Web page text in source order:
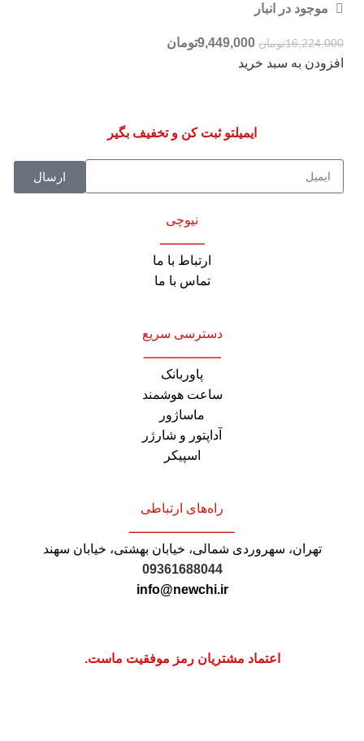
موجود در انبار
16,224,000تومان 9,449,000تومان
افزودن به سبد خرید
ایمیلتو ثبت کن و تخفیف بگیر
ارسال
نیوچی
ـــــــــــ
ارتباط با ما
تماس با ما
دسترسی سریع
ـــــــــــــــــــ
پاوربانک
ساعت هوشمند
ماساژور
آداپتور و شارژر
اسپیکر
راه‌های ارتباطی
ــــــــــــــــــــــــــ
تهران، سهروردی شمالی، خیابان بهشتی، خیابان سهند
09361688044
info@newchi.ir
اعتماد مشتریان رمز موفقیت ماست.